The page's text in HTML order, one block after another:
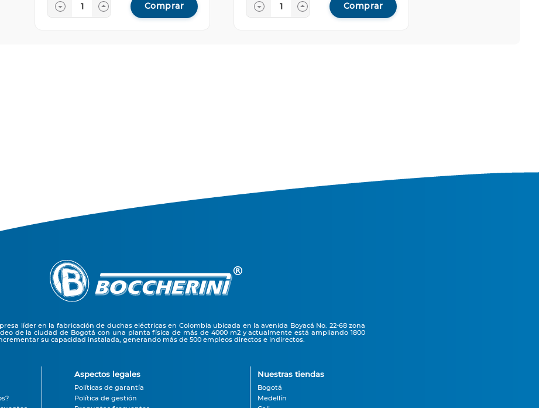
Comprar Comprar
líder en la fabricación de duchas eléctricas en Colombia ubicada en la avenida Boyacá No. 22-68 zona
de la ciudad de Bogotá con una planta física de más de 4000 m2 y actualmente está ampliando 1800
su capacidad instalada, generando más de 500 empleos directos e indirectos.
Aspectos legales
Políticas de garantía
Política de gestión
Nuestras tiendas
Bogotá
Medellín